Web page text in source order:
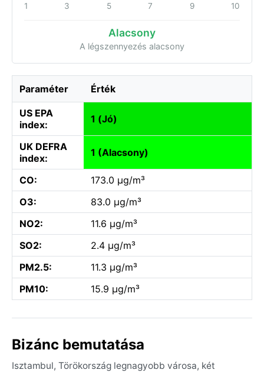
1 3 5 7 9 10
Alacsony
A légszennyezés alacsony
Paraméter Érték
US EPA
index:
1 (Jó)
UK DEFRA
index:
1 (Alacsony)
CO:
173.0 µg/m³
O3:
83.0 µg/m³
NO2:
11.6 µg/m³
SO2:
2.4 µg/m³
PM2.5:
11.3 µg/m³
PM10:
15.9 µg/m³
Bizánc bemutatása
Isztambul, Törökország legnagyobb városa, két